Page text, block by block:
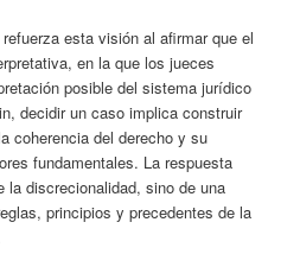
esta visión al afirmar que el
en la que los jueces
posible del sistema jurídico
decidir un caso implica construir
coherencia del derecho y su
fundamentales. La respuesta
la discrecionalidad, sino de una
principios y precedentes de la